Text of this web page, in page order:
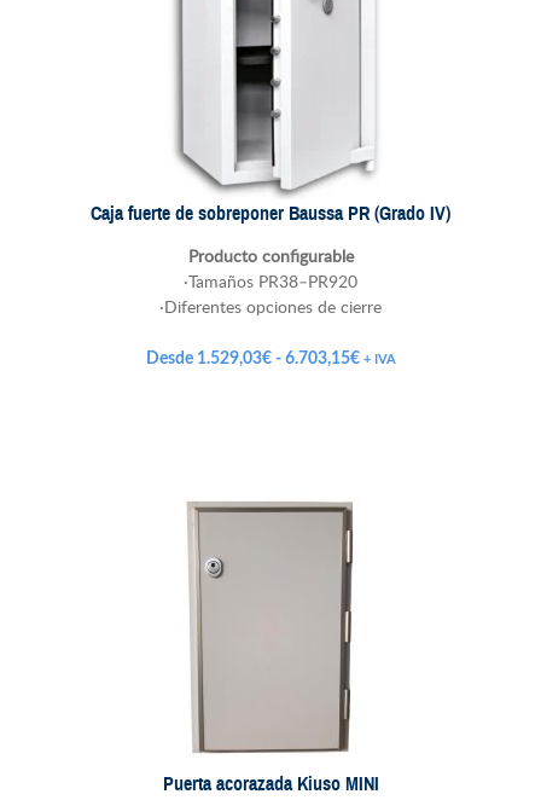
Caja fuerte de sobreponer Baussa PR (Grado IV)
Producto configurable
·Tamaños PR38–PR920
·Diferentes opciones de cierre
Desde 1.529,03€-6.703,15€Rango
+ IVA
Puerta acorazada Kiuso MINI